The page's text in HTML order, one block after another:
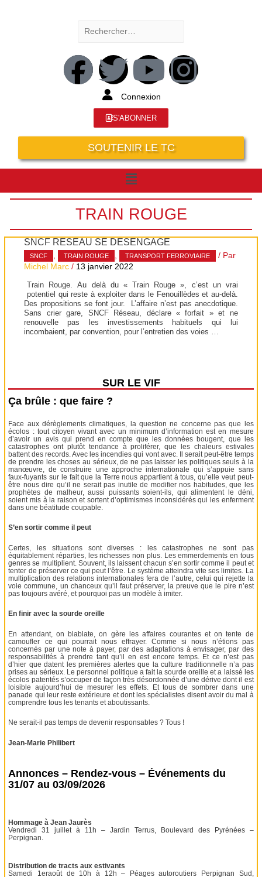
Connexion
S'ABONNER
SOUTENIR LE TC
TRAIN ROUGE
SNCF RÉSEAU SE DÉSENGAGE
SNCF , TRAIN ROUGE , TRANSPORT FERROVIAIRE
/ Par
Michel Marc / 13 janvier 2022
Train Rouge. Au delà du « Train Rouge », c’est un vrai
potentiel qui reste à exploiter dans le Fenouillèdes et au-delà.
Des propositions se font jour. L’affaire n’est pas anecdotique.
Sans crier gare, SNCF Réseau, déclare « forfait » et ne
renouvelle pas les investissements habituels qui lui
incombaient, par convention, pour l’entretien des voies …
SUR LE VIF
Ça brûle : que faire ?
Face aux dérèglements climatiques, la question ne concerne pas que les
écolos : tout citoyen vivant avec un minimum d’information est en mesure
d’avoir un avis qui prend en compte que les données bougent, que les
catastrophes ont plutôt tendance à proliférer, que les chaleurs estivales
battent des records. Avec les incendies qui vont avec. Il serait peut-être temps
de prendre les choses au sérieux, de ne pas laisser les politiques seuls à la
manœuvre, de construire une approche internationale qui s’appuie sans
faux-fuyants sur le fait que la Terre nous appartient à tous, qu’elle veut peut-
être nous dire qu’il ne serait pas inutile de modifier nos habitudes, que les
prophètes de malheur, aussi puissants soient-ils, qui alimentent le déni,
soient mis à la raison et sortent d’optimismes inconsidérés qui les enferment
dans une béatitude coupable.
S’en sortir comme il peut
Certes, les situations sont diverses : les catastrophes ne sont pas
équitablement réparties, les richesses non plus. Les emmerdements en tous
genres se multiplient. Souvent, ils laissent chacun s’en sortir comme il peut et
tenter de préserver ce qui peut l’être. Le système atteindra vite ses limites. La
multiplication des relations internationales fera de l’autre, celui qui rejette la
voie commune, un chanceux qu’il faut préserver, la preuve que le pire n’est
pas toujours avéré, et pourquoi pas un modèle à imiter.
En finir avec la sourde oreille
En attendant, on blablate, on gère les affaires courantes et on tente de
camoufler ce qui pourrait nous effrayer. Comme si nous n’étions pas
concernés par une note à payer, par des adaptations à envisager, par des
responsabilités à prendre tant qu’il en est encore temps. Et ce n’est pas
d’hier que datent les premières alertes que la culture traditionnelle n’a pas
prises au sérieux. Le personnel politique a fait la sourde oreille et a laissé les
écolos patentés s’occuper de façon très désordonnée d’une dérive dont il est
loisible aujourd’hui de mesurer les effets. Et tous de sombrer dans une
panade qui leur reste extérieure et dont les spécialistes disent avoir du mal à
comprendre tous les tenants et aboutissants.
Ne serait-il pas temps de devenir responsables ? Tous !
Jean-Marie Philibert
Annonces – Rendez-vous – Événements du
31/07 au 03/09/2026
Hommage à Jean Jaurès
Vendredi 31 juillet à 11h – Jardin Terrus, Boulevard des Pyrénées –
Perpignan.
Distribution de tracts aux estivants
Samedi 1eraoût de 10h à 12h – Péages autoroutiers Perpignan Sud,